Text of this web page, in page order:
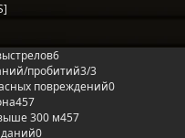
6
пробитий3/3
повреждений0
457
300 м457
0